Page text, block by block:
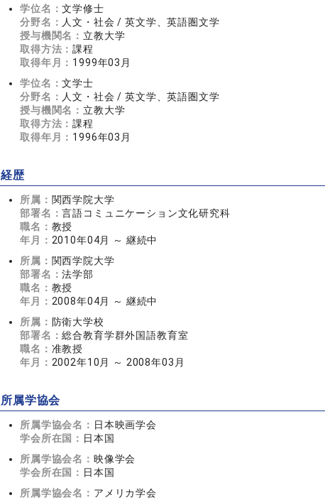
学位名：文学修士
分野名： 人文・社会 / 英文学、英語圏文学
授与機関名： 立教大学
取得方法：課程
取得年月： 1999年03月
学位名：文学士
分野名： 人文・社会 / 英文学、英語圏文学
授与機関名： 立教大学
取得方法：課程
取得年月： 1996年03月
経歴
所属： 関西学院大学
部署名：言語コミュニケーション文化研究科
職名： 教授
年月： 2010年04月 ～ 継続中
所属： 関西学院大学
部署名：法学部
職名： 教授
年月： 2008年04月 ～ 継続中
所属： 防衛大学校
部署名：総合教育学群外国語教育室
職名： 准教授
年月： 2002年10月 ～ 2008年03月
所属学協会
所属学協会名： 日本映画学会
学会所在国： 日本国
所属学協会名： 映像学会
学会所在国： 日本国
所属学協会名： アメリカ学会